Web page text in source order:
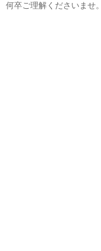
何卒ご理解くださいませ